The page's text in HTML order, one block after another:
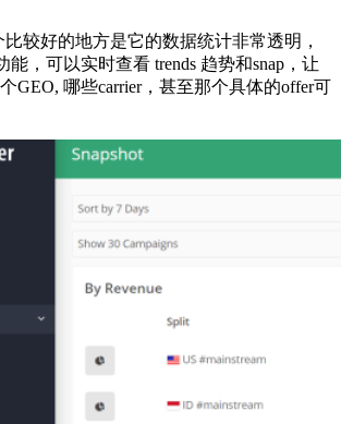
比较好的地方是它的数据统计非常透明，
能，可以实时查看 trends 趋势和snap，让
GEO, 哪些carrier，甚至那个具体的offer可